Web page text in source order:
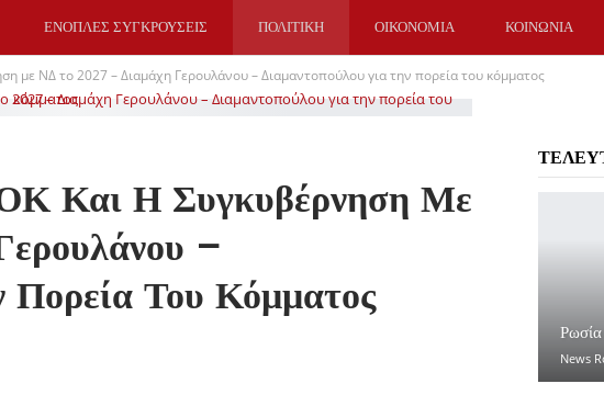
ΕΝΟΠΛΕΣ ΣΥΓΚΡΟΥΣΕΙΣ ΠΟΛΙΤΙΚΗ ΟΙΚΟΝΟΜΙΑ ΚΟΙΝΩΝΙΑ
με ΝΔ το 2027 – Διαμάχη Γερουλάνου – Διαμαντοπούλου για την πορεία του κόμματος
Και Η Συγκυβέρνηση Με
–
Πορεία Του Κόμματος
News